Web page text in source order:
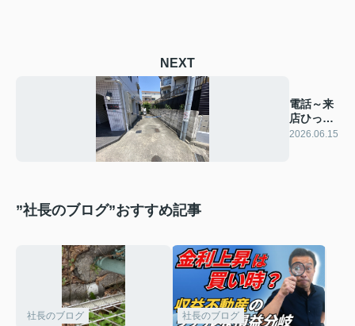
NEXT
電話～来
店ひっき
りな
2026.06.15
”社長のブログ”おすすめ記事
社長のブログ 社長のブログ